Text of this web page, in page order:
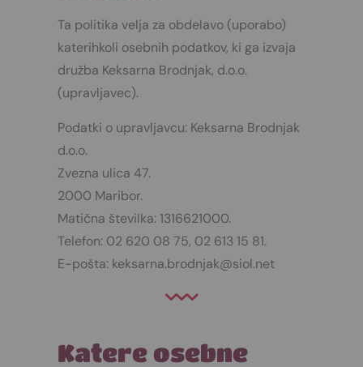
Ta politika velja za obdelavo (uporabo)
katerihkoli osebnih podatkov, ki ga izvaja
družba Keksarna Brodnjak, d.o.o.
(upravljavec).
Podatki o upravljavcu: Keksarna Brodnjak
d.o.o.
Zvezna ulica 47.
2000 Maribor.
Matična številka: 1316621000.
Telefon: 02 620 08 75, 02 613 15 81.
E-pošta: keksarna.brodnjak@siol.net
Katere osebne